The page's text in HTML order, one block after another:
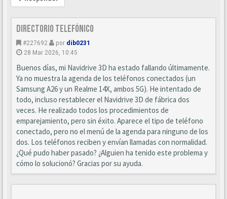
directorio telefónico
#227692 por dib0231
28 Mar 2026, 10:45
Buenos días, mi Navidrive 3D ha estado fallando últimamente.
Ya no muestra la agenda de los teléfonos conectados (un
Samsung A26 y un Realme 14X, ambos 5G). He intentado de
todo, incluso restablecer el Navidrive 3D de fábrica dos
veces. He realizado todos los procedimientos de
emparejamiento, pero sin éxito. Aparece el tipo de teléfono
conectado, pero no el menú de la agenda para ninguno de los
dos. Los teléfonos reciben y envían llamadas con normalidad.
¿Qué pudo haber pasado? ¿Alguien ha tenido este problema y
cómo lo solucionó? Gracias por su ayuda.